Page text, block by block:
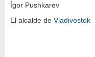
Ígor Pushkarev
El alcalde de Vladivostok